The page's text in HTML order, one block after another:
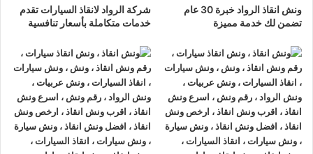
السياراتالمعطلة و سحب السياراتمن الحوادث.
اسرعونش انقاذ سياراتفي جسر
السويس
ونش انقاذ سيارات جسر السويس لدينا ونش انقاذ سيارات مزود
بمعدات حديثة و مجهزة لـسحب السياراتمن الاعطال والحوادث
نحنأسرع ونش انقاذ سيارات يرجي الاتصال بنا عليرقم ونش انقاذ
ونش انقاذ الرواد خبرة 30 عام
تضمن لك خدمة مميزة
شركة الرواد لانقاذ السيارات تقدم
خدمات متكاملة بأسعار تنافسية